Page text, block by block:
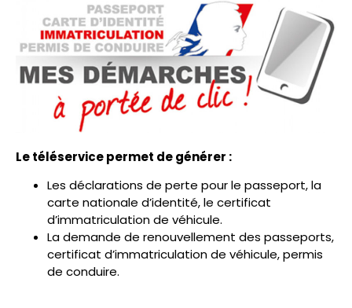
Le téléservice permet de générer :
Les déclarations de perte pour le passeport, la
carte nationale d’identité, le certificat
d’immatriculation de véhicule.
La demande de renouvellement des passeports,
certificat d’immatriculation de véhicule, permis
de conduire.